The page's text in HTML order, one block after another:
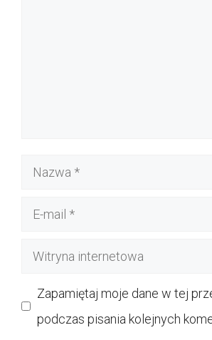
Nazwa
Witryna
Zapamiętaj moje dane w tej
podczas pisania kolejnych